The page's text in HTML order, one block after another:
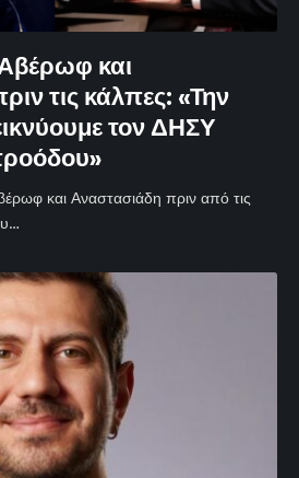
και
τις κάλπες: «Την
τον ΔΗΣΥ
και Αναστασιάδη πριν από τις